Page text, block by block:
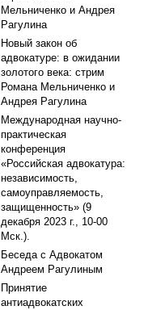
Мельниченко и Андрея
Рагулина
Новый закон об
адвокатуре: в ожидании
золотого века: стрим
Романа Мельниченко и
Андрея Рагулина
Международная научно-
практическая
конференция
«Российская адвокатура:
независимость,
самоуправляемость,
защищенность» (9
декабря 2023 г., 10-00
Мск.).
Беседа с Адвокатом
Андреем Рагулиным
Принятие
антиадвокатских